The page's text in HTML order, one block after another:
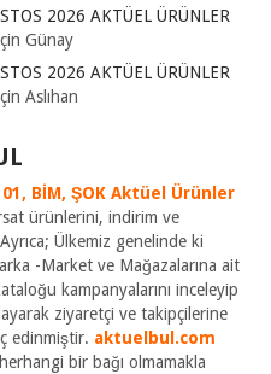
2026 AKTÜEL ÜRÜNLER
Günay
2026 AKTÜEL ÜRÜNLER
Aslıhan
BİM, ŞOK Aktüel Ürünler
ürünlerini, indirim ve
Ülkemiz genelinde ki
-Market ve Mağazalarına ait
kampanyalarını inceleyip
ziyaretçi ve takipçilerine
edinmiştir. aktuelbul.com
bir bağı olmamakla